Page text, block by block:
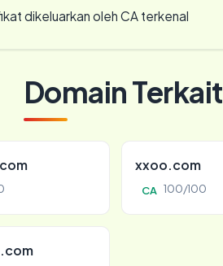
dikeluarkan oleh CA terkenal
Domain Terkait
xxoo.com
CA 100/100